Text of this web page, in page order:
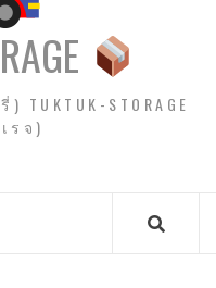
TUKTUK-STORAGE
รจ)